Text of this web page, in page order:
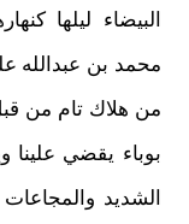
البيضاء ليلها
محمد بن عبدالله
من هلاك تام من
بوباء يقضي علينا
الشديد